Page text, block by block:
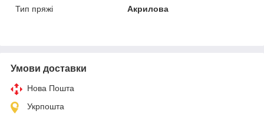
Тип пряжі
Акрилова
Умови доставки
Нова Пошта
Укрпошта